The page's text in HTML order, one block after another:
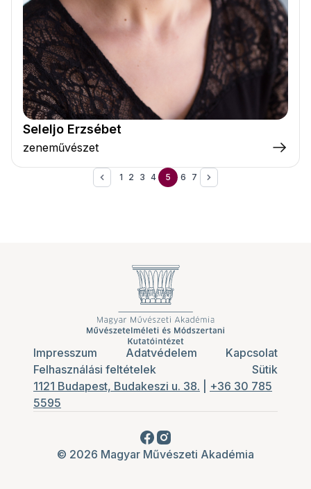
Seleljo Erzsébet
zeneművészet
1 2 3 4 5 6 7
Impresszum Adatvédelem
Kapcsolat
Felhasználási feltételek
Sütik
1121 Budapest, Budakeszi u. 38.
+36 30 785
5595
© 2026 Magyar Művészeti Akadémia